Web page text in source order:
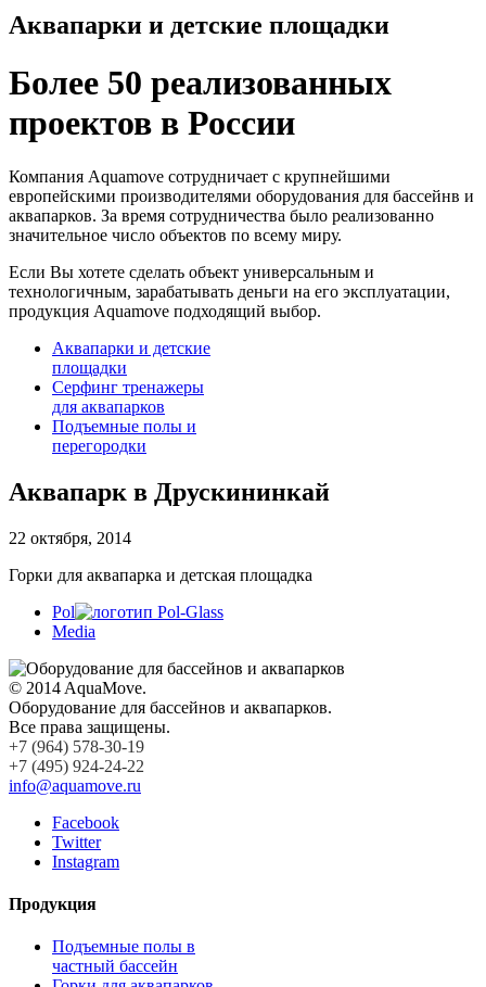
Аквапарки и детские площадки
Более 50 реализованных
проектов в России
Компания Aquamove сотрудничает с крупнейшими
европейскими производителями оборудования для бассейнв и
аквапарков. За время сотрудничества было реализованно
значительное число объектов по всему миру.
Если Вы хотете сделать объект универсальным и
технологичным, зарабатывать деньги на его эксплуатации,
продукция Aquamove подходящий выбор.
Аквапарки и детские
площадки
Серфинг тренажеры
для аквапарков
Подъемные полы и
перегородки
Аквапарк в Друскининкай
22 октября, 2014
Горки для аквапарка и детская площадка
Pol
Media
© 2014 AquaMove.
Оборудование для бассейнов и аквапарков.
Все права защищены.
+7 (964) 578-30-19
+7 (495) 924-24-22
info@aquamove.ru
Facebook
Twitter
Instagram
Продукция
Подъемные полы в
частный бассейн